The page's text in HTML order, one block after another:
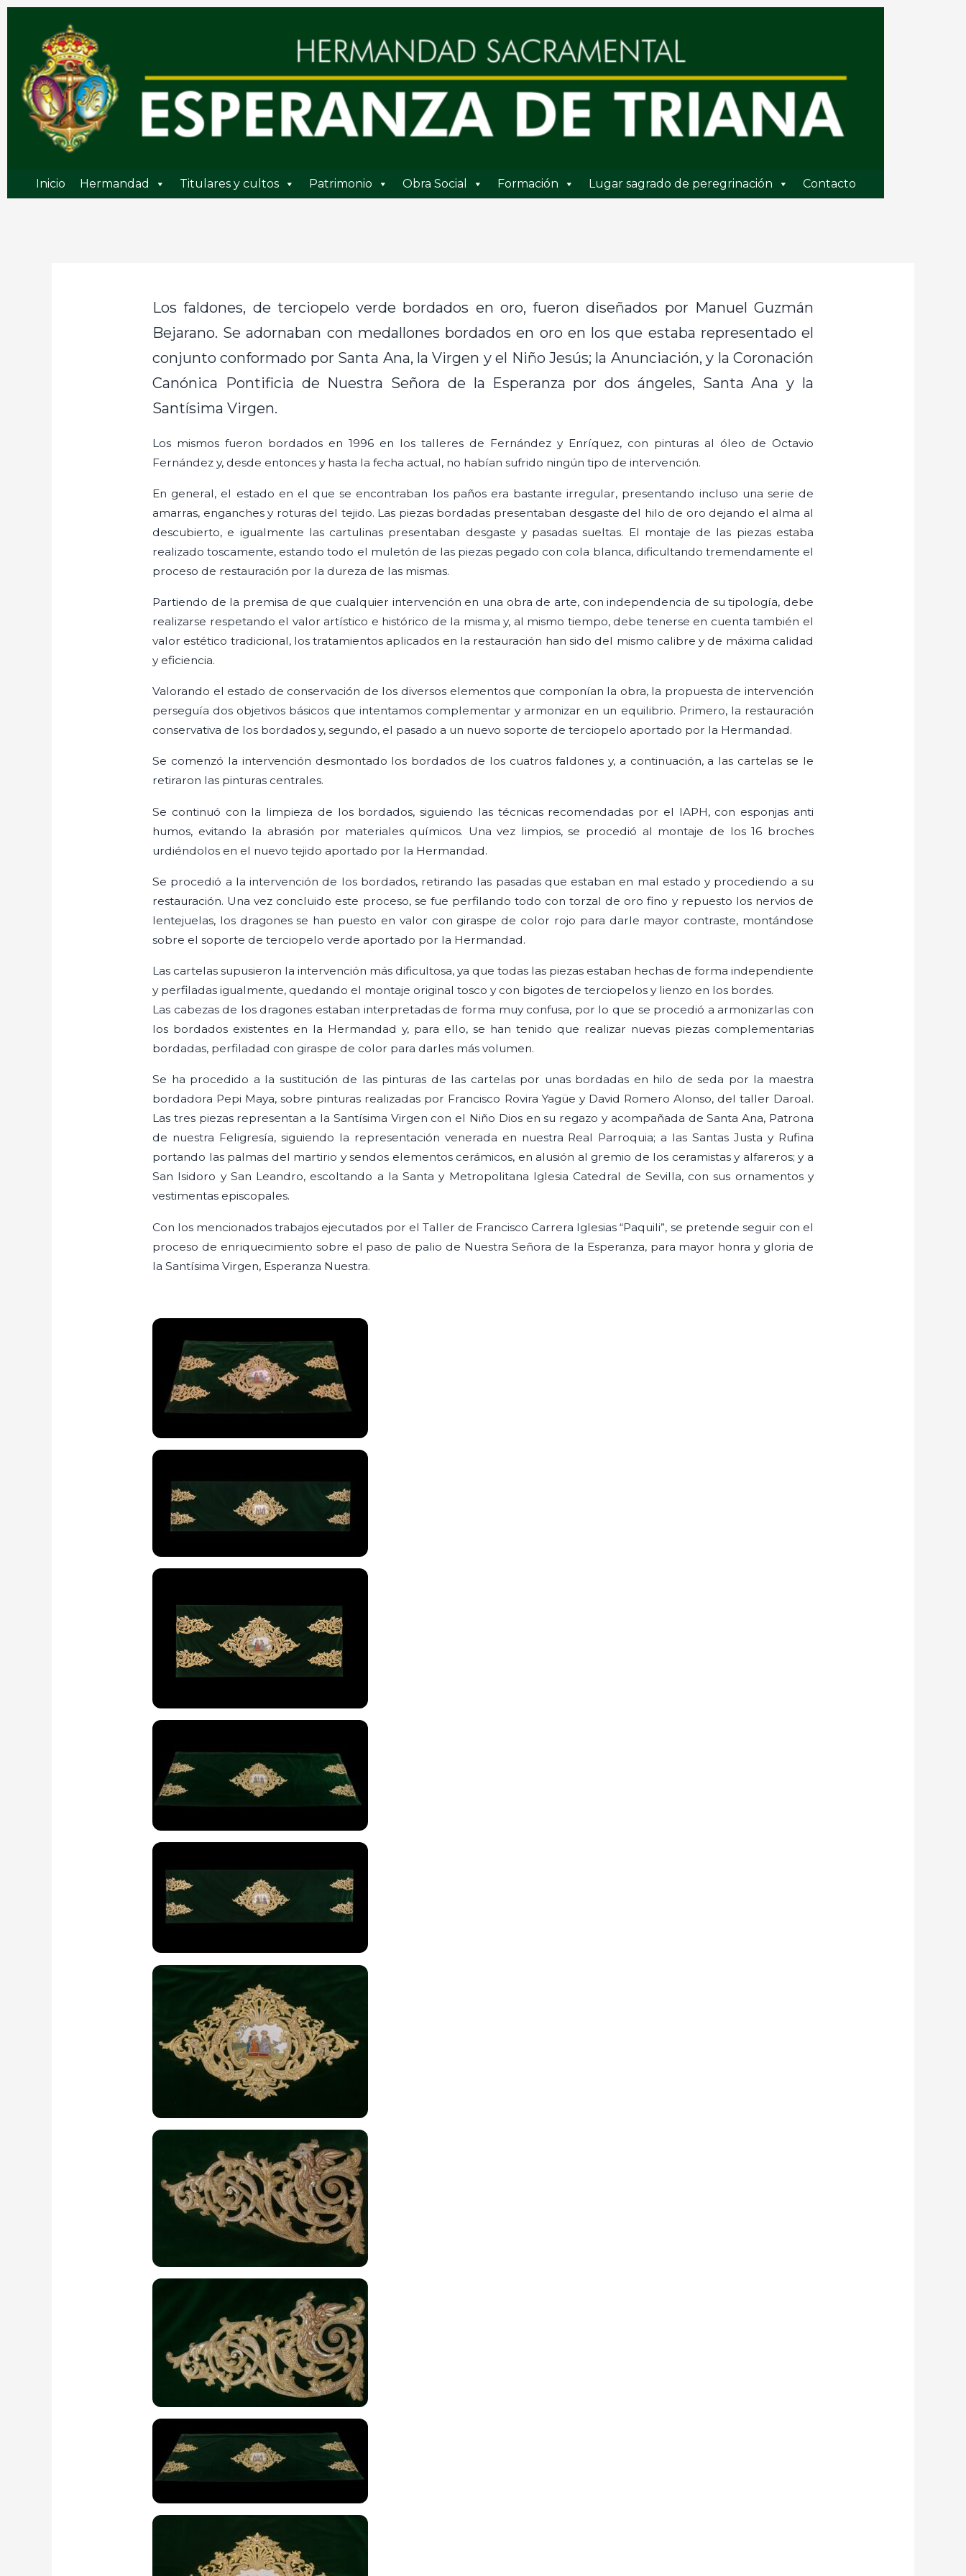
contenido
Inicio Hermandad Titulares y cultos Patrimonio Obra Social Formación Lugar sagrado de peregrinación Contacto
Los faldones, de terciopelo verde bordados en oro, fueron diseñados por Manuel Guzmán
Bejarano. Se adornaban con medallones bordados en oro en los que estaba representado el
conjunto conformado por Santa Ana, la Virgen y el Niño Jesús; la Anunciación, y la Coronación
Canónica Pontificia de Nuestra Señora de la Esperanza por dos ángeles, Santa Ana y la
Santísima Virgen.
Los mismos fueron bordados en 1996 en los talleres de Fernández y Enríquez, con pinturas al óleo de Octavio
Fernández y, desde entonces y hasta la fecha actual, no habían sufrido ningún tipo de intervención.
En general, el estado en el que se encontraban los paños era bastante irregular, presentando incluso una serie de
amarras, enganches y roturas del tejido. Las piezas bordadas presentaban desgaste del hilo de oro dejando el alma al
descubierto, e igualmente las cartulinas presentaban desgaste y pasadas sueltas. El montaje de las piezas estaba
realizado toscamente, estando todo el muletón de las piezas pegado con cola blanca, dificultando tremendamente el
proceso de restauración por la dureza de las mismas.
Partiendo de la premisa de que cualquier intervención en una obra de arte, con independencia de su tipología, debe
realizarse respetando el valor artístico e histórico de la misma y, al mismo tiempo, debe tenerse en cuenta también el
valor estético tradicional, los tratamientos aplicados en la restauración han sido del mismo calibre y de máxima calidad
y eficiencia.
Valorando el estado de conservación de los diversos elementos que componían la obra, la propuesta de intervención
perseguía dos objetivos básicos que intentamos complementar y armonizar en un equilibrio. Primero, la restauración
conservativa de los bordados y, segundo, el pasado a un nuevo soporte de terciopelo aportado por la Hermandad.
Se comenzó la intervención desmontado los bordados de los cuatros faldones y, a continuación, a las cartelas se le
retiraron las pinturas centrales.
Se continuó con la limpieza de los bordados, siguiendo las técnicas recomendadas por el IAPH, con esponjas anti
humos, evitando la abrasión por materiales químicos. Una vez limpios, se procedió al montaje de los 16 broches
urdiéndolos en el nuevo tejido aportado por la Hermandad.
Se procedió a la intervención de los bordados, retirando las pasadas que estaban en mal estado y procediendo a su
restauración. Una vez concluido este proceso, se fue perfilando todo con torzal de oro fino y repuesto los nervios de
lentejuelas, los dragones se han puesto en valor con giraspe de color rojo para darle mayor contraste, montándose
sobre el soporte de terciopelo verde aportado por la Hermandad.
Las cartelas supusieron la intervención más dificultosa, ya que todas las piezas estaban hechas de forma independiente
y perfiladas igualmente, quedando el montaje original tosco y con bigotes de terciopelos y lienzo en los bordes.
Las cabezas de los dragones estaban interpretadas de forma muy confusa, por lo que se procedió a armonizarlas con
los bordados existentes en la Hermandad y, para ello, se han tenido que realizar nuevas piezas complementarias
bordadas, perfiladad con giraspe de color para darles más volumen.
Se ha procedido a la sustitución de las pinturas de las cartelas por unas bordadas en hilo de seda por la maestra
bordadora Pepi Maya, sobre pinturas realizadas por Francisco Rovira Yagüe y David Romero Alonso, del taller Daroal.
Las tres piezas representan a la Santísima Virgen con el Niño Dios en su regazo y acompañada de Santa Ana, Patrona
de nuestra Feligresía, siguiendo la representación venerada en nuestra Real Parroquia; a las Santas Justa y Rufina
portando las palmas del martirio y sendos elementos cerámicos, en alusión al gremio de los ceramistas y alfareros; y a
San Isidoro y San Leandro, escoltando a la Santa y Metropolitana Iglesia Catedral de Sevilla, con sus ornamentos y
vestimentas episcopales.
Con los mencionados trabajos ejecutados por el Taller de Francisco Carrera Iglesias “Paquili”, se pretende seguir con el
proceso de enriquecimiento sobre el paso de palio de Nuestra Señora de la Esperanza, para mayor honra y gloria de
la Santísima Virgen, Esperanza Nuestra.